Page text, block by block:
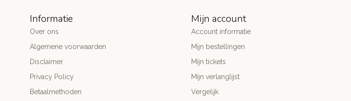
Informatie
Over ons
Algemene voorwaarden
Disclaimer
Privacy Policy
Betaalmethoden
Mijn account
Account informatie
Mijn bestellingen
Mijn tickets
Mijn verlanglijst
Vergelijk